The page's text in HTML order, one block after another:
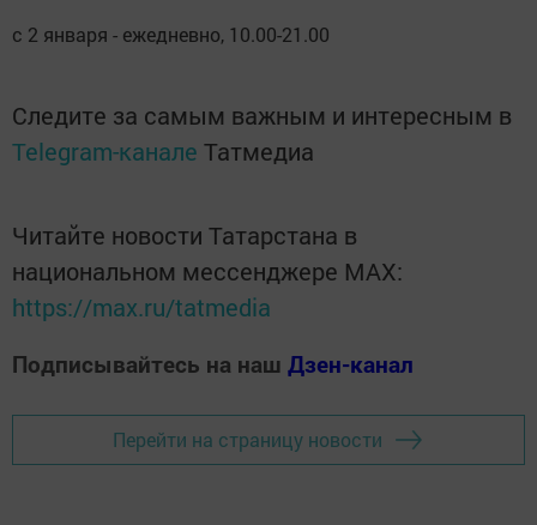
с 2 января - ежедневно, 10.00-21.00
Следите за самым важным и интересным в
Telegram-канале Татмедиа
Читайте новости Татарстана в
национальном мессенджере MАХ:
https://max.ru/tatmedia
Подписывайтесь на наш Дзен-канал
Перейти на страницу новости